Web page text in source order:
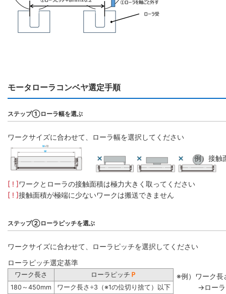
モータローラコンベヤ選定手順
ステップ①ローラ幅を選ぶ
ワークサイズに合わせて、ローラ幅を選択してください
例）接触
[ ! ]ワークとローラの接触面積は極力大きく取ってください
[ ! ]接触面積が極端に少ないワークは搬送できません
ステップ②ローラピッチを選ぶ
ワークサイズに合わせて、ローラピッチを選択してください
ローラピッチ選定基準
ワーク長さ ローラピッチ Ｐ
180～450mm
ワーク長さ÷3（※1の位切り捨て）以下
※例）ワーク
→ローラ